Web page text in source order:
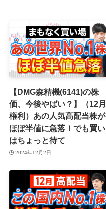
【DMG森精機(6141)の株
価、今後やばい？】（12月
権利）あの人気高配当株が
ほぼ半値に急落！でも買い
はちょっと待て
2024年12月2日